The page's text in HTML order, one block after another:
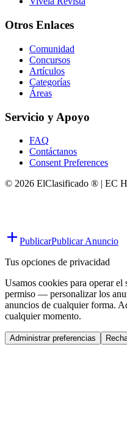
Otros Enlaces
Comunidad
Concursos
Artículos
Categorías
Áreas
Servicio y Apoyo
FAQ
Contáctanos
Consent Preferences
© 2026 ElClasificado ® | EC
PublicarPublicar Anuncio
Tus opciones de privacidad
Usamos cookies para operar
permiso — personalizar los
anuncios de cualquier forma.
cualquier momento.
Administrar preferencias